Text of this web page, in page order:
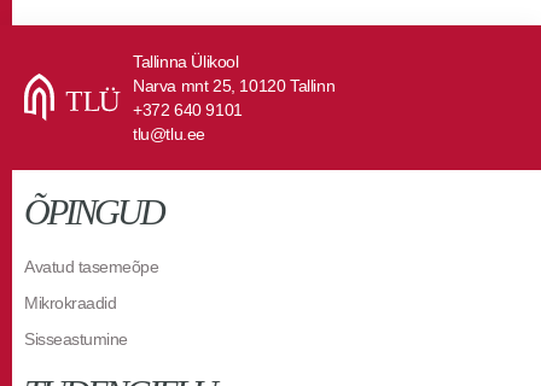
Tallinna Ülikool
Narva mnt 25, 10120 Tallinn
+372 640 9101
tlu@tlu.ee
ÕPINGUD
Avatud tasemeõpe
Mikrokraadid
Sisseastumine